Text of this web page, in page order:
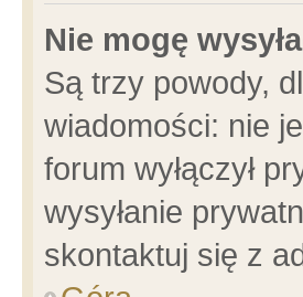
Nie mogę
Są trzy powody,
wiadomości: nie
forum wyłączył
wysyłanie
skontaktuj się z